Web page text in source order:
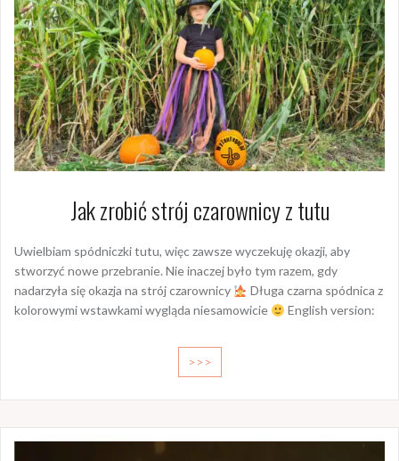
Jak zrobić strój czarownicy z tutu
Uwielbiam spódniczki tutu, więc zawsze wyczekuję okazji, aby
stworzyć nowe przebranie. Nie inaczej było tym razem, gdy
nadarzyła się okazja na strój czarownicy
Długa czarna spódnica z
kolorowymi wstawkami wygląda niesamowicie
English version:
>>>